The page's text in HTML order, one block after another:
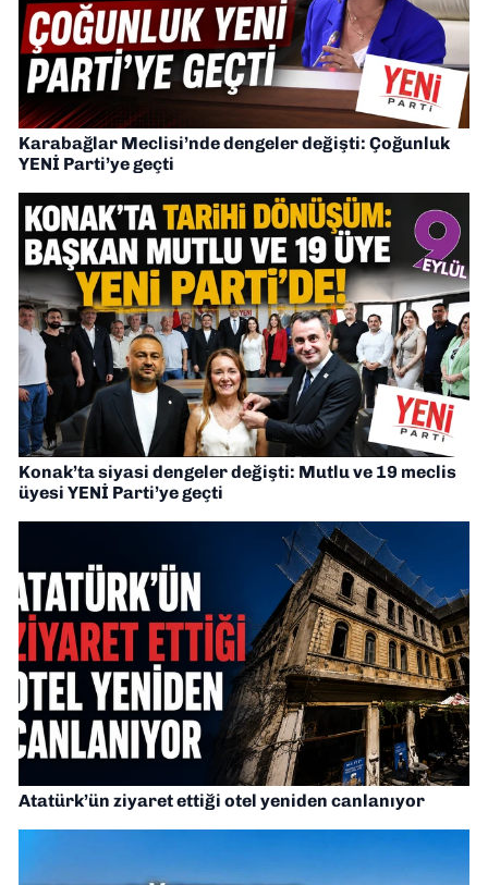
Karabağlar Meclisi’nde dengeler değişti: Çoğunluk
YENİ Parti’ye geçti
Konak’ta siyasi dengeler değişti: Mutlu ve 19 meclis
üyesi YENİ Parti’ye geçti
Atatürk’ün ziyaret ettiği otel yeniden canlanıyor